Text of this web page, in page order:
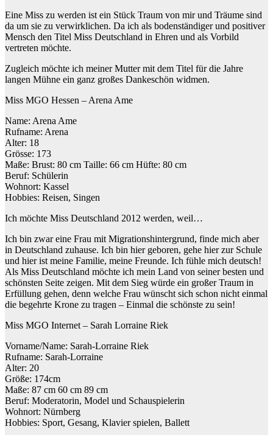
Eine Miss zu werden ist ein Stück Traum von mir und Träume sind
da um sie zu verwirklichen. Da ich als bodenständiger und positiver
Mensch den Titel Miss Deutschland in Ehren und als Vorbild
vertreten möchte.
Zugleich möchte ich meiner Mutter mit dem Titel für die Jahre
langen Mühne ein ganz großes Dankeschön widmen.
Miss MGO Hessen – Arena Ame
Name: Arena Ame
Rufname: Arena
Alter: 18
Grösse: 173
Maße: Brust: 80 cm Taille: 66 cm Hüfte: 80 cm
Beruf: Schülerin
Wohnort: Kassel
Hobbies: Reisen, Singen
Ich möchte Miss Deutschland 2012 werden, weil…
Ich bin zwar eine Frau mit Migrationshintergrund, finde mich aber
in Deutschland zuhause. Ich bin hier geboren, gehe hier zur Schule
und hier ist meine Familie, meine Freunde. Ich fühle mich deutsch!
Als Miss Deutschland möchte ich mein Land von seiner besten und
schönsten Seite zeigen. Mit dem Sieg würde ein großer Traum in
Erfüllung gehen, denn welche Frau wünscht sich schon nicht einmal
die begehrte Krone zu tragen – Einmal die schönste zu sein!
Miss MGO Internet – Sarah Lorraine Riek
Vorname/Name: Sarah-Lorraine Riek
Rufname: Sarah-Lorraine
Alter: 20
Größe: 174cm
Maße: 87 cm 60 cm 89 cm
Beruf: Moderatorin, Model und Schauspielerin
Wohnort: Nürnberg
Hobbies: Sport, Gesang, Klavier spielen, Ballett